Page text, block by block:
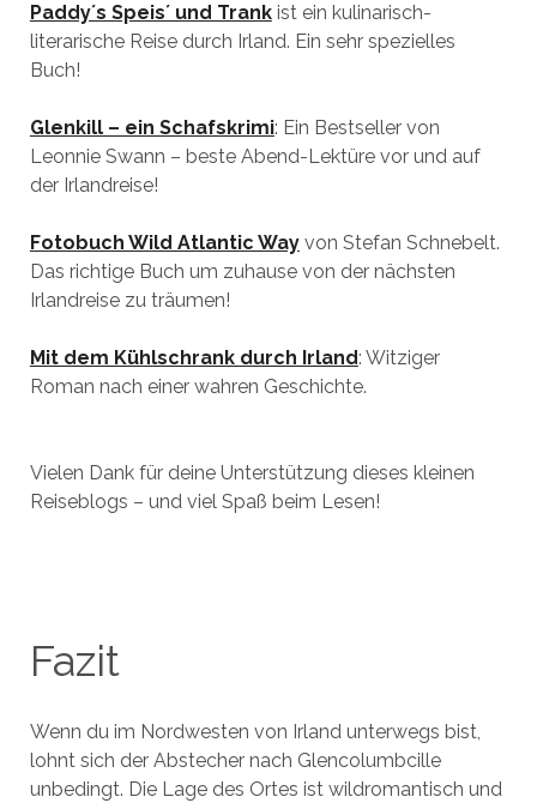
Paddy´s Speis´ und Trankist ein kulinarisch-
literarische Reise durch Irland. Ein sehr spezielles
Buch!
Glenkill – ein Schafskrimi: Ein Bestseller von
Leonnie Swann – beste Abend-Lektüre vor und auf
der Irlandreise!
Fotobuch Wild Atlantic Wayvon Stefan Schnebelt.
Das richtige Buch um zuhause von der nächsten
Irlandreise zu träumen!
Mit dem Kühlschrank durch Irland: Witziger
Roman nach einer wahren Geschichte.
Vielen Dank für deine Unterstützung dieses kleinen
Reiseblogs – und viel Spaß beim Lesen!
Fazit
Wenn du im Nordwesten von Irland unterwegs bist,
lohnt sich der Abstecher nach Glencolumbcille
unbedingt. Die Lage des Ortes ist wildromantisch und